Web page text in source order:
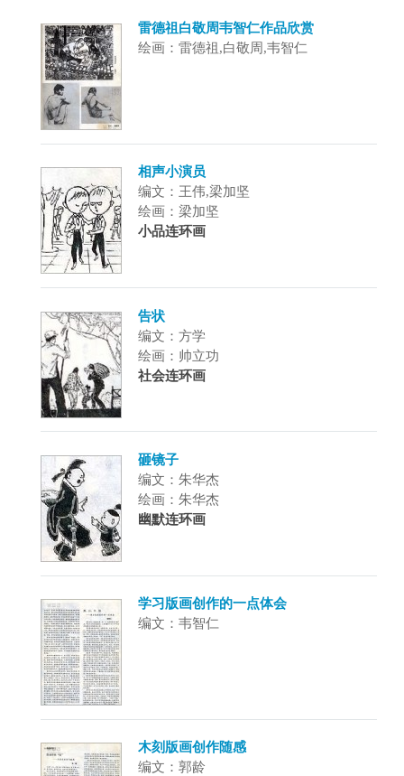
雷德祖白敬周韦智仁作品欣赏
绘画：雷德祖,白敬周,韦智仁
相声小演员
编文：王伟,梁加坚
绘画：梁加坚
小品连环画
告状
编文：方学
绘画：帅立功
社会连环画
砸镜子
编文：朱华杰
绘画：朱华杰
幽默连环画
学习版画创作的一点体会
编文：韦智仁
木刻版画创作随感
编文：郭龄